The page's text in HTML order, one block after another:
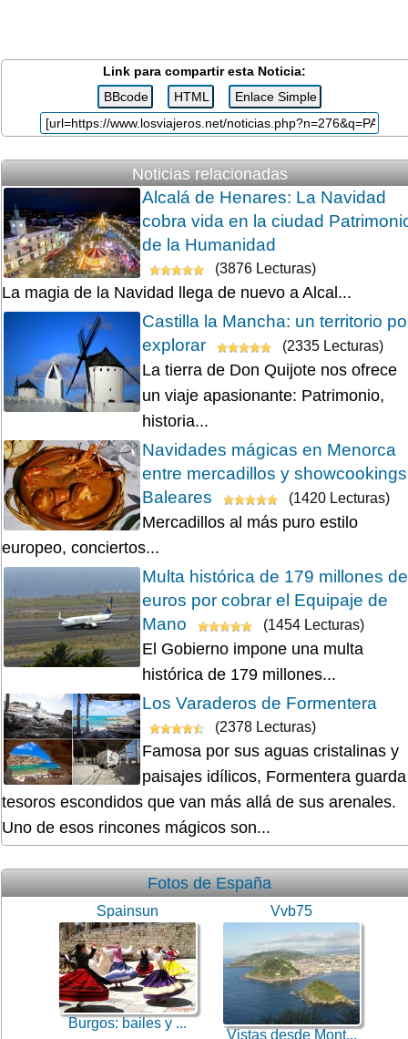
Link para compartir esta Noticia:
Noticias relacionadas
Alcalá de Henares: La Navidad
cobra vida en la ciudad
de la Humanidad
(3876 Lecturas)
La magia de la Navidad llega de nuevo a Alcal...
Castilla la Mancha: un territorio
explorar
(2335 Lecturas)
La tierra de Don Quijote nos ofrece
un viaje apasionante: Patrimonio,
historia...
Navidades mágicas en Menorca
entre mercadillos y
Baleares
(1420 Lecturas)
Mercadillos al más puro estilo
europeo, conciertos...
Multa histórica de 179 millones de
euros por cobrar el Equipaje de
Mano
(1454 Lecturas)
El Gobierno impone una multa
histórica de 179 millones...
Los Varaderos de Formentera
(2378 Lecturas)
Famosa por sus aguas cristalinas y
paisajes idílicos, Formentera guarda
tesoros escondidos que van más allá de sus arenales.
Uno de esos rincones mágicos son...
Fotos de España
Spainsun
Burgos: bailes y ...
Vvb75
Vistas desde Mont...